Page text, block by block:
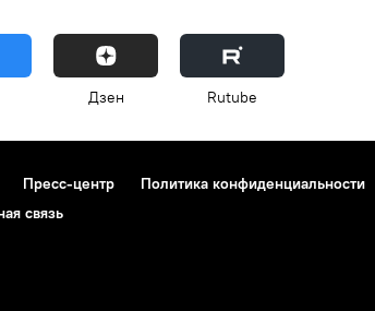
Дзен Rutube
Пресс-центр Политика конфиденциальности
связь